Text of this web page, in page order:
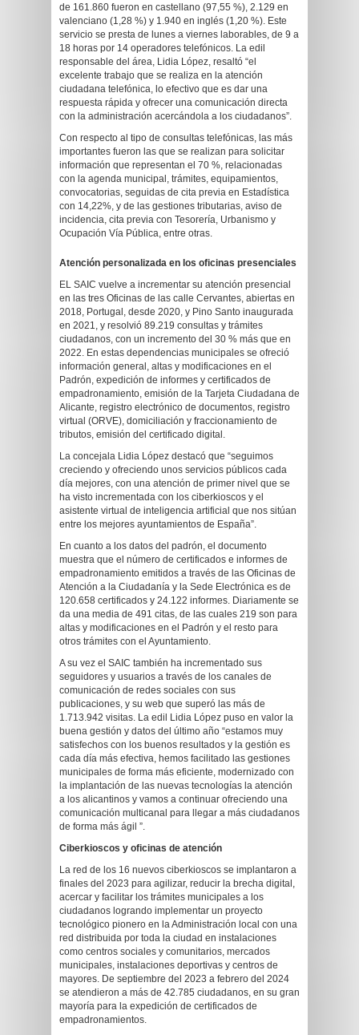
de 161.860 fueron en castellano (97,55 %), 2.129 en
valenciano (1,28 %) y 1.940 en inglés (1,20 %). Este
servicio se presta de lunes a viernes laborables, de 9 a
18 horas por 14 operadores telefónicos. La edil
responsable del área, Lidia López, resaltó “el
excelente trabajo que se realiza en la atención
ciudadana telefónica, lo efectivo que es dar una
respuesta rápida y ofrecer una comunicación directa
con la administración acercándola a los ciudadanos”.
Con respecto al tipo de consultas telefónicas, las más
importantes fueron las que se realizan para solicitar
información que representan el 70 %, relacionadas
con la agenda municipal, trámites, equipamientos,
convocatorias, seguidas de cita previa en Estadística
con 14,22%, y de las gestiones tributarias, aviso de
incidencia, cita previa con Tesorería, Urbanismo y
Ocupación Vía Pública, entre otras.
Atención personalizada en los oficinas presenciales
EL SAIC vuelve a incrementar su atención presencial
en las tres Oficinas de las calle Cervantes, abiertas en
2018, Portugal, desde 2020, y Pino Santo inaugurada
en 2021, y resolvió 89.219 consultas y trámites
ciudadanos, con un incremento del 30 % más que en
2022. En estas dependencias municipales se ofreció
información general, altas y modificaciones en el
Padrón, expedición de informes y certificados de
empadronamiento, emisión de la Tarjeta Ciudadana de
Alicante, registro electrónico de documentos, registro
virtual (ORVE), domiciliación y fraccionamiento de
tributos, emisión del certificado digital.
La concejala Lidia López destacó que “seguimos
creciendo y ofreciendo unos servicios públicos cada
día mejores, con una atención de primer nivel que se
ha visto incrementada con los ciberkioscos y el
asistente virtual de inteligencia artificial que nos sitúan
entre los mejores ayuntamientos de España”.
En cuanto a los datos del padrón, el documento
muestra que el número de certificados e informes de
empadronamiento emitidos a través de las Oficinas de
Atención a la Ciudadanía y la Sede Electrónica es de
120.658 certificados y 24.122 informes. Diariamente se
da una media de 491 citas, de las cuales 219 son para
altas y modificaciones en el Padrón y el resto para
otros trámites con el Ayuntamiento.
A su vez el SAIC también ha incrementado sus
seguidores y usuarios a través de los canales de
comunicación de redes sociales con sus
publicaciones, y su web que superó las más de
1.713.942 visitas. La edil Lidia López puso en valor la
buena gestión y datos del último año “estamos muy
satisfechos con los buenos resultados y la gestión es
cada día más efectiva, hemos facilitado las gestiones
municipales de forma más eficiente, modernizado con
la implantación de las nuevas tecnologías la atención
a los alicantinos y vamos a continuar ofreciendo una
comunicación multicanal para llegar a más ciudadanos
de forma más ágil ”.
Ciberkioscos y oficinas de atención
La red de los 16 nuevos ciberkioscos se implantaron a
finales del 2023 para agilizar, reducir la brecha digital,
acercar y facilitar los trámites municipales a los
ciudadanos logrando implementar un proyecto
tecnológico pionero en la Administración local con una
red distribuida por toda la ciudad en instalaciones
como centros sociales y comunitarios, mercados
municipales, instalaciones deportivas y centros de
mayores. De septiembre del 2023 a febrero del 2024
se atendieron a más de 42.785 ciudadanos, en su gran
mayoría para la expedición de certificados de
empadronamientos.